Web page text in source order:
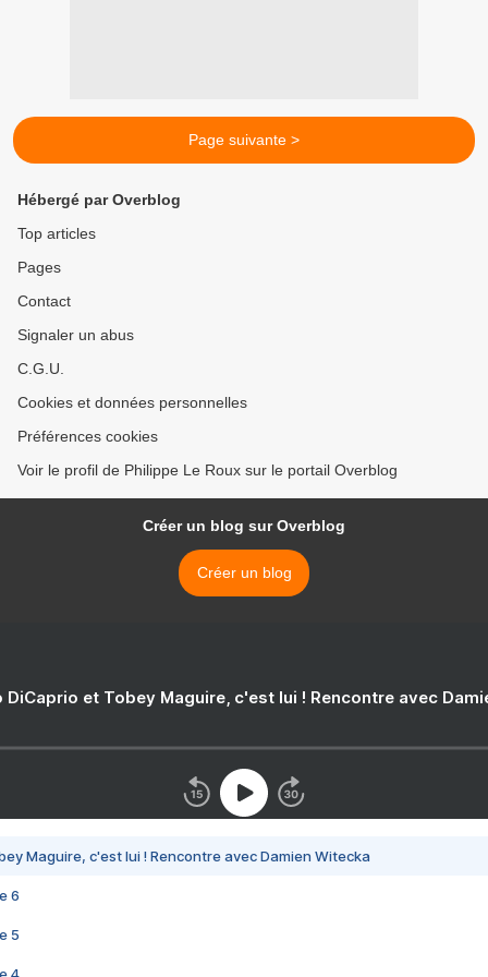
Page suivante >
Hébergé par Overblog
Top articles
Pages
Contact
Signaler un abus
C.G.U.
Cookies et données personnelles
Préférences cookies
Voir le profil de Philippe Le Roux sur le portail Overblog
Créer un blog sur Overblog
Créer un blog
DiCaprio et Tobey Maguire, c'est lui ! Rencontre avec
Maguire, c'est lui ! Rencontre avec Damien Witecka
6
5
4